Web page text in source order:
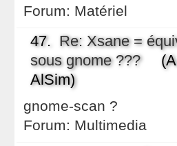
Forum: Matériel
47. Re: Xsane =
sous gnome ???
AlSim)
gnome-scan ?
Forum: Multimedia